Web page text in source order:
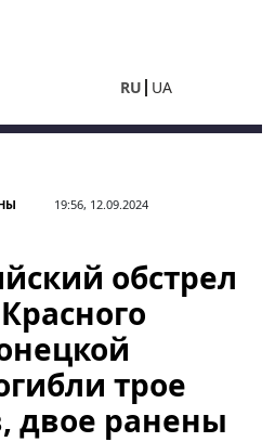
RU UA
19:56, 12.09.2024
обстрел
трое
двое ранены